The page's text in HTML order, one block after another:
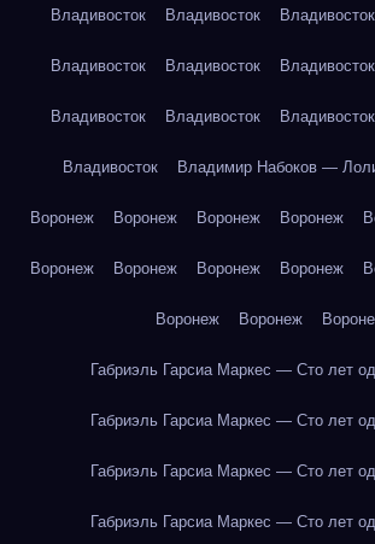
Владивосток Владивосток Владивосток
Владивосток Владивосток Владивосток
Владивосток Владивосток Владивосток
Владивосток Владимир Набоков —
Воронеж Воронеж Воронеж Воронеж
Воронеж Воронеж Воронеж Воронеж
Воронеж Воронеж
Габриэль Гарсиа Маркес — Сто лет
Габриэль Гарсиа Маркес — Сто лет
Габриэль Гарсиа Маркес — Сто лет
Габриэль Гарсиа Маркес — Сто лет